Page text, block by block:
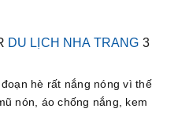
DU LỊCH NHA TRANG 3
hè rất nắng nóng vì thế
nón, áo chống nắng, kem